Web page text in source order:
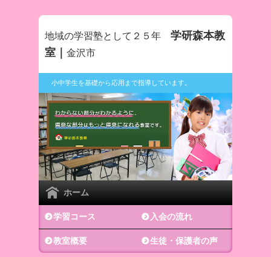
地域の学習塾として２５年 学研森本教
室｜ 金沢市
小中学生を基礎から応用まで指導しています。
ホーム
学習コース 入会の流れ
教室概要 生徒・保護者の声